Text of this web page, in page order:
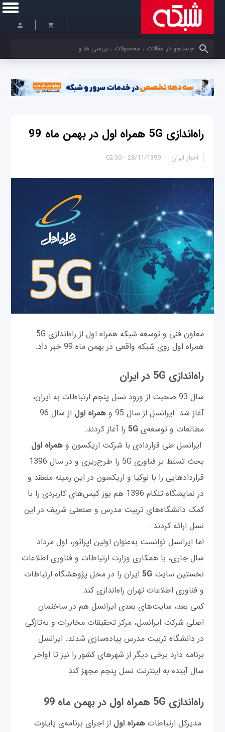
کلمات کلیدی خود را وارد کنید
راه‌اندازی 5G همراه اول در بهمن ماه 99
28/11/1399 - 02:30 اخبار ایران
معاون فنی و توسعه شبکه همراه اول از راه‌اندازی 5G
همراه اول روی شبکه واقعی در بهمن ماه 99 خبر داد.
راه‌اندازی 5G در ایران
سال 93 صحبت‌ از ورود نسل پنجم ارتباطات به ایران،
آغاز شد. ایرانسل از سال 95 و
همراه اول
از سال 96
مطالعات و توسعه‌ی5G را آغاز کردند.
ایرانسل طی قراردادی با شرکت اریکسون و همراه اول
بحث تسلط بر فناوری 5G را طرح‌ریزی و در سال 1396
قراردادهایی را با نوکیا و اریکسون در این زمینه منعقد و
در نمایشگاه تلکام 1396 هم یوز کیس‌های کاربردی را با
کمک دانشگاه‌های تربیت مدرس و صنعتی شریف در این
نسل ارائه کردند.
اما ایرانسل توانست به‌عنوان اولین اپراتور، اول مرداد
سال جاری، با همکاری وزارت ارتباطات و فناوری اطلاعات
نخستین سایت5G ایران را در محل پژوهشگاه ارتباطات
و فناوری اطلاعات تهران راه‌اندازی کند.
کمی بعد، سایت‌های بعدی ایرانسل هم در ساختمان
اصلی شرکت ایرانسل، مرکز تحقیقات مخابرات و به‌تازگی
در دانشگاه تربیت مدرس پیاده‌سازی شدند. ایرانسل
برنامه دارد برخی دیگر از شهرهای کشور را نیز تا اواخر
سال آینده به اینترنت نسل پنجم مجهز کند.
راه‌اندازی 5G همراه اول در بهمن ماه 99
مدیرکل ارتباطات همراه اول از اجرای برنامه‌ی پایلوت